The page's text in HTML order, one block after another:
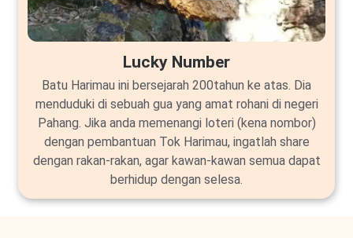
Lucky Number
Batu Harimau ini bersejarah 200tahun ke atas. Dia
menduduki di sebuah gua yang amat rohani di negeri
Pahang. Jika anda memenangi loteri (kena nombor)
dengan pembantuan Tok Harimau, ingatlah share
dengan rakan-rakan, agar kawan-kawan semua dapat
berhidup dengan selesa.